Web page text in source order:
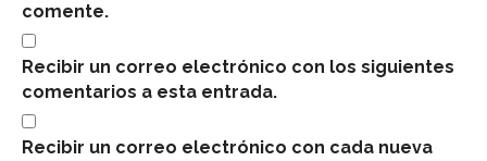
comente.
Recibir un correo electrónico con los siguientes
comentarios a esta entrada.
Recibir un correo electrónico con cada nueva